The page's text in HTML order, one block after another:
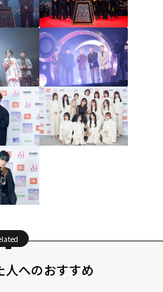
人へのおすすめ